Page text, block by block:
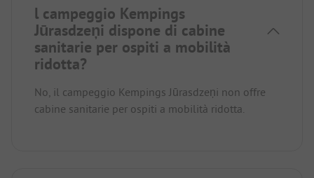
l campeggio Kempings
Jūrasdzeņi dispone di cabine
sanitarie per ospiti a mobilità
ridotta?
No, il campeggio Kempings Jūrasdzeņi non offre
cabine sanitarie per ospiti a mobilità ridotta.